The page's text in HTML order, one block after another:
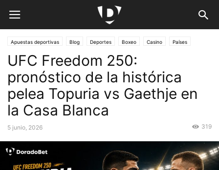
Apuestas deportivas Blog Deportes Boxeo Casino Países
Costa Rica Guias Pronósticos UFC
UFC Freedom 250:
pronóstico de la histórica
pelea Topuria vs Gaethje en
la Casa Blanca
5 junio, 2026 319